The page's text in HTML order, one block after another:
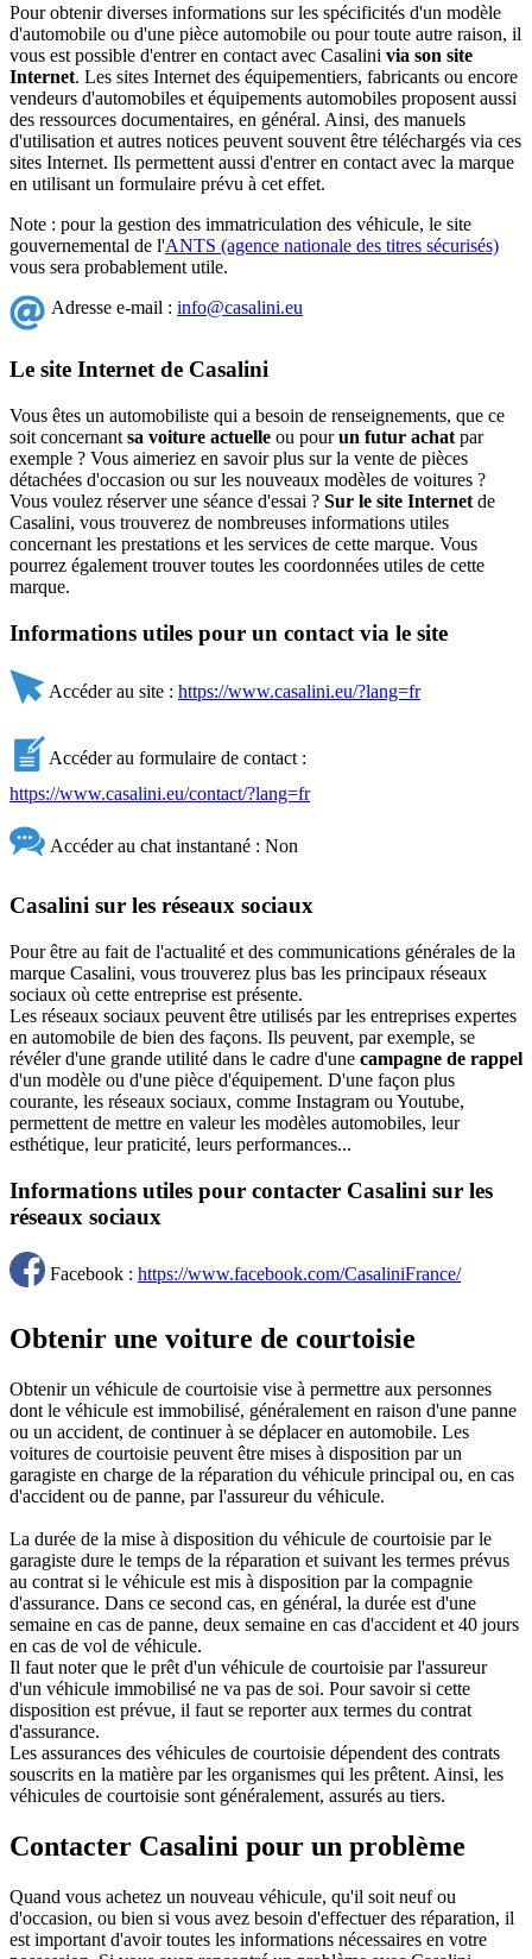
Pour obtenir diverses informations sur les spécificités d'un modèle
d'automobile ou d'une pièce automobile ou pour toute autre raison, il
vous est possible d'entrer en contact avec Casalini via son site
Internet. Les sites Internet des équipementiers, fabricants ou encore
vendeurs d'automobiles et équipements automobiles proposent aussi
des ressources documentaires, en général. Ainsi, des manuels
d'utilisation et autres notices peuvent souvent être téléchargés via ces
sites Internet. Ils permettent aussi d'entrer en contact avec la marque
en utilisant un formulaire prévu à cet effet.
Note : pour la gestion des immatriculation des véhicule, le site
gouvernemental de l'ANTS (agence nationale des titres sécurisés)
vous sera probablement utile.
Adresse e-mail : info@casalini.eu
Le site Internet de Casalini
Vous êtes un automobiliste qui a besoin de renseignements, que ce
soit concernant sa voiture actuelle ou pourun futur achat par
exemple ? Vous aimeriez en savoir plus sur la vente de pièces
détachées d'occasion ou sur les nouveaux modèles de voitures ?
Vous voulez réserver une séance d'essai ? Sur le site Internet de
Casalini, vous trouverez de nombreuses informations utiles
concernant les prestations et les services de cette marque. Vous
pourrez également trouver toutes les coordonnées utiles de cette
marque.
Informations utiles pour un contact via le site
Accéder au site : https://www.casalini.eu/?lang=fr
Accéder au formulaire de contact :
https://www.casalini.eu/contact/?lang=fr
Accéder au chat instantané : Non
Casalini sur les réseaux sociaux
Pour être au fait de l'actualité et des communications générales de la
marque Casalini, vous trouverez plus bas les principaux réseaux
sociaux où cette entreprise est présente.
Les réseaux sociaux peuvent être utilisés par les entreprises expertes
en automobile de bien des façons. Ils peuvent, par exemple, se
révéler d'une grande utilité dans le cadre d'une campagne de rappel
d'un modèle ou d'une pièce d'équipement. D'une façon plus
courante, les réseaux sociaux, comme Instagram ou Youtube,
permettent de mettre en valeur les modèles automobiles, leur
esthétique, leur praticité, leurs performances...
Informations utiles pour contacter Casalini sur les
réseaux sociaux
Facebook : https://www.facebook.com/CasaliniFrance/
Obtenir une voiture de courtoisie
Obtenir un véhicule de courtoisie vise à permettre aux personnes
dont le véhicule est immobilisé, généralement en raison d'une panne
ou un accident, de continuer à se déplacer en automobile. Les
voitures de courtoisie peuvent être mises à disposition par un
garagiste en charge de la réparation du véhicule principal ou, en cas
d'accident ou de panne, par l'assureur du véhicule.
La durée de la mise à disposition du véhicule de courtoisie par le
garagiste dure le temps de la réparation et suivant les termes prévus
au contrat si le véhicule est mis à disposition par la compagnie
d'assurance. Dans ce second cas, en général, la durée est d'une
semaine en cas de panne, deux semaine en cas d'accident et 40 jours
en cas de vol de véhicule.
Il faut noter que le prêt d'un véhicule de courtoisie par l'assureur
d'un véhicule immobilisé ne va pas de soi. Pour savoir si cette
disposition est prévue, il faut se reporter aux termes du contrat
d'assurance.
Les assurances des véhicules de courtoisie dépendent des contrats
souscrits en la matière par les organismes qui les prêtent. Ainsi, les
véhicules de courtoisie sont généralement, assurés au tiers.
Contacter Casalini pour un problème
Quand vous achetez un nouveau véhicule, qu'il soit neuf ou
d'occasion, ou bien si vous avez besoin d'effectuer des réparation, il
est important d'avoir toutes les informations nécessaires en votre